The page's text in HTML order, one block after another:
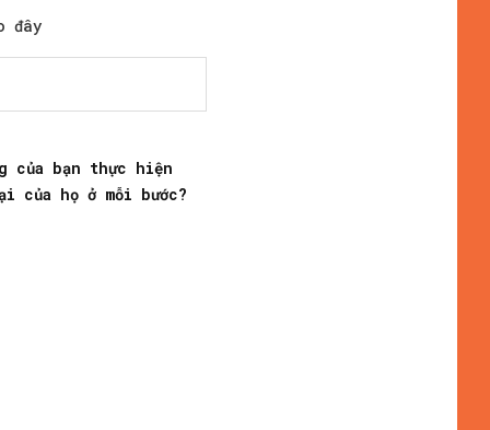
đây
của bạn thực hiện
của họ ở mỗi bước?